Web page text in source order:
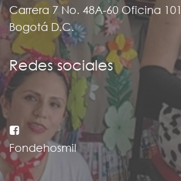
Carrera 7 No. 48A-60 Oficina 101
Bogotá D.C.
Redes sociales
Fondehosmil